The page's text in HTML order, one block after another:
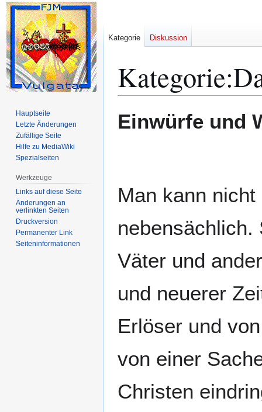
Kategorie:
Navigation
Suche
Einwürfe und
Man kann
nebensächlich.
Väter und
und neuerer
Erlöser und
von einer
Christen
Kategorie Diskussion
Hauptseite
Letzte Änderungen
Zufällige Seite
Hilfe zu MediaWiki
Spezialseiten
Werkzeuge
Links auf diese Seite
Änderungen an
verlinkten Seiten
Druckversion
Permanenter Link
Seiten­­informationen